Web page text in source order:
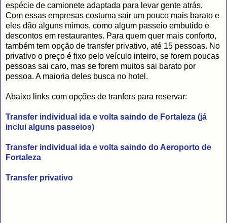
espécie de camionete adaptada para levar gente atrás.
Com essas empresas costuma sair um pouco mais barato e
eles dão alguns mimos, como algum passeio embutido e
descontos em restaurantes. Para quem quer mais conforto,
também tem opção de transfer privativo, até 15 pessoas. No
privativo o preço é fixo pelo veículo inteiro, se forem poucas
pessoas sai caro, mas se forem muitos sai barato por
pessoa. A maioria deles busca no hotel.
Abaixo links com opções de tranfers para reservar:
Transfer individual ida e volta saindo de Fortaleza (já
inclui alguns passeios)
Transfer individual ida e volta saindo do Aeroporto de
Fortaleza
Transfer privativo